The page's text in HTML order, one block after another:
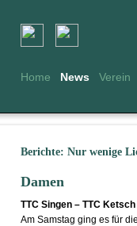
Home News Verein
Berichte: Nur wenige
Damen
TTC Singen – TTC
Am Samstag ging es für